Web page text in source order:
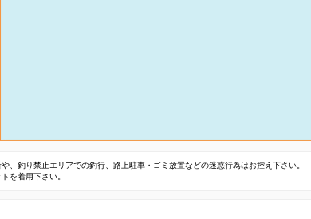
、釣り禁止エリアでの釣行、路上駐車・ゴミ放置などの迷惑行為はお控え下さい。
を着用下さい。